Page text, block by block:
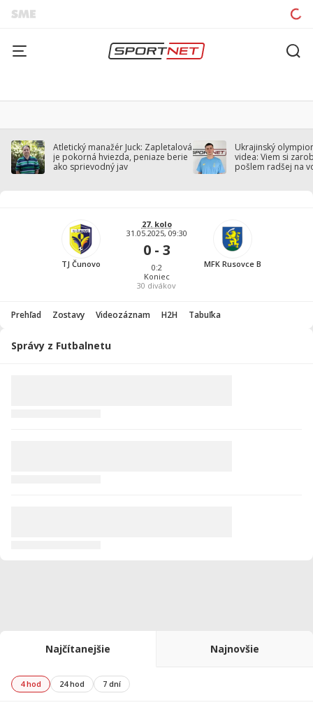
Atletický manažér Juck: Zapletalová
je pokorná hviezda, peniaze berie
ako sprievodný jav
Ukrajinský
videa: Viem si
pošlem radšej na
TJ Čunovo
27. kolo
31.05.2025, 09:30
0 - 3
0:2
Koniec
30 divákov
MFK Rusovce B
Prehľad Zostavy Videozáznam H2H Tabuľka
Správy z Futbalnetu
Najčítanejšie Najnovšie
4 hod 24 hod 7 dní